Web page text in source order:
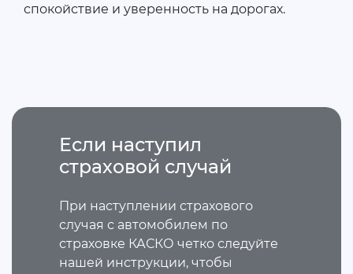
спокойствие и уверенность на дорогах.
Если наступил
страховой случай
При наступлении страхового
случая с автомобилем по
страховке КАСКО четко следуйте
нашей инструкции, чтобы